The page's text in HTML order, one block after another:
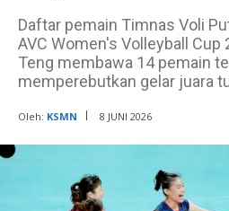
Daftar pemain Timnas Voli
AVC Women's Volleyball Cup
Teng membawa 14 pemain
memperebutkan gelar juara
Oleh: KSMN 8 JUNI 2026